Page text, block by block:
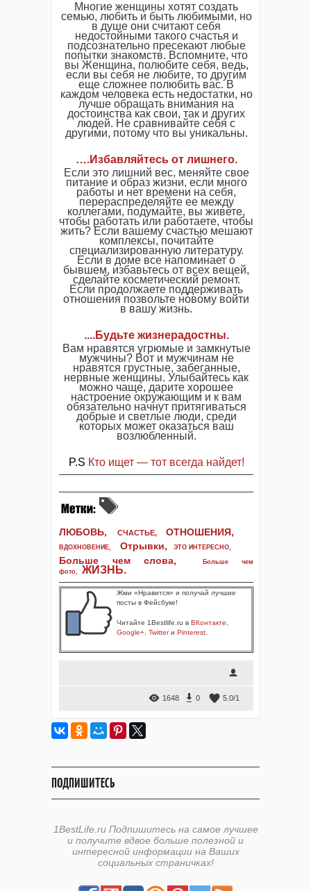
Многие женщины хотят создать
семью, любить и быть любимыми, но
в душе они считают себя
недостойными такого счастья и
подсознательно пресекают любые
попытки знакомств. Вспомните, что
вы Женщина, полюбите себя, ведь,
если вы себя не любите, то другим
еще сложнее полюбить вас. В
каждом человека есть недостатки, но
лучше обращать внимания на
достоинства как свои, так и других
людей. Не сравнивайте себя с
другими, потому что вы уникальны.
….Избавляйтесь от лишнего.
Если это лишний вес, меняйте свое
питание и образ жизни, если много
работы и нет времени на себя,
перераспределяйте ее между
коллегами, подумайте, вы живете,
чтобы работать или работаете, чтобы
жить? Если вашему счастью мешают
комплексы, почитайте
специализированную литературу.
Если в доме все напоминает о
бывшем, избавьтесь от всех вещей,
сделайте косметический ремонт.
Если продолжаете поддерживать
отношения позвольте новому войти
в вашу жизнь.
....Будьте жизнерадостны.
Вам нравятся угрюмые и замкнутые
мужчины? Вот и мужчинам не
нравятся грустные, забеганные,
нервные женщины. Улыбайтесь как
можно чаще, дарите хорошее
настроение окружающим и к вам
обязательно начнут притягиваться
добрые и светлые люди, среди
которых может оказаться ваш
возлюбленный.
P.S Кто ищет — тот всегда найдет!
ЛЮБОВЬ, СЧАСТЬЕ, ОТНОШЕНИЯ,
ВДОХНОВЕНИЕ, Отрывки, ЭТО ИНТЕРЕСНО,
Больше чем слова,
Больше чем
фото, ЖИЗНЬ.
Жми «Нравится» и получай лучшие
посты в Фейсбуке!
Читайте 1Bestlife.ru в ВКонтакте
Google+ Twitterи Pinterest
1648 0 5.0/1
ПОДПИШИТЕСЬ
1BestLife.ru Подпишитесь на самое лучшее
и получите вдвое больше полезной и
интересной информации на Ваших
социальных страничках!